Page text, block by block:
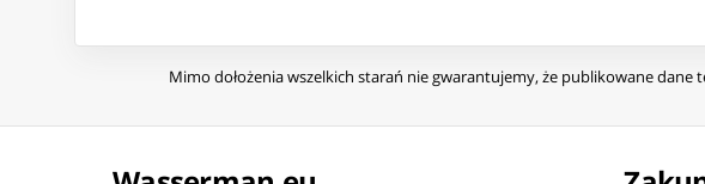
Mimo dołożenia wszelkich starań nie gwarantujemy, że publikowane